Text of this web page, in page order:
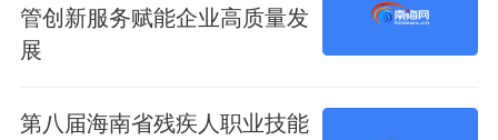
管创新服务赋能企业高质量发
展
第八届海南省残疾人职业技能